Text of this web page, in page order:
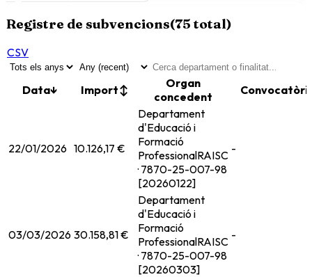
Registre de subvencions(75 total)
CSV
Data↓ Import↕
Organ
concedent
22/01/2026 10.126,17 €
Departament
d'Educació i
Formació
ProfessionalRAISC
· 7870-25-007-98
[20260122]
-
03/03/2026 30.158,81 €
Departament
d'Educació i
Formació
ProfessionalRAISC
· 7870-25-007-98
[20260303]
-